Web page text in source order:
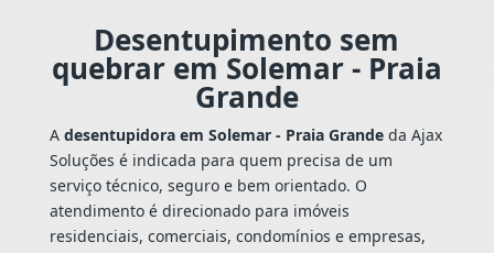
Desentupimento sem
quebrar em Solemar - Praia
Grande
A desentupidora em Solemar - Praia Grandeda Ajax
Soluções é indicada para quem precisa de um
serviço técnico, seguro e bem orientado. O
atendimento é direcionado para imóveis
residenciais, comerciais, condomínios e empresas,